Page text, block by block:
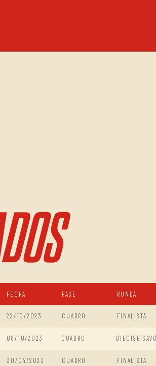
FECHA FASE RONDA
22/10/2023 CUADRO FINALISTA
08/10/2023 CUADRO
30/04/2023 CUADRO FINALISTA